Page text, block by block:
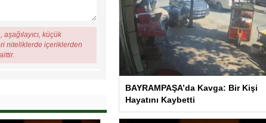
küçük
niteliklerde içeriklerden
BAYRAMPAŞA’da Kavga: Bir Kişi
Hayatını Kaybetti